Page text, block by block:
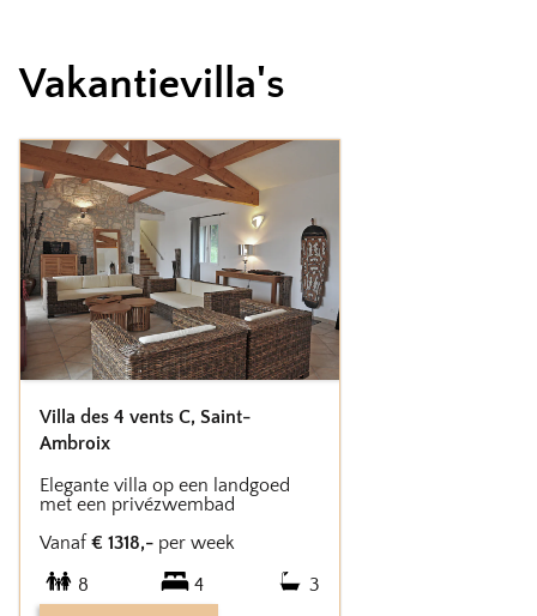
Vakantievilla's
Villa des 4 vents C, Saint-
Ambroix
Elegante villa op een landgoed
met een privézwembad
Vanaf € 1318,- per week
8
4 3